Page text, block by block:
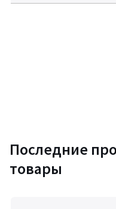
Последние
товары